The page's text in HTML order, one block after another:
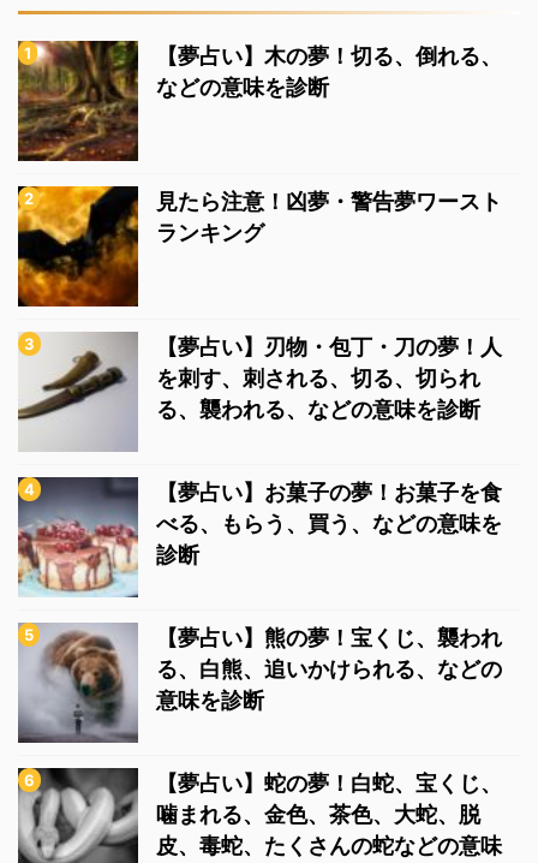
【夢占い】木の夢！切る、倒れる、
などの意味を診断
見たら注意！凶夢・警告夢ワースト
ランキング
【夢占い】刃物・包丁・刀の夢！人
を刺す、刺される、切る、切られ
る、襲われる、などの意味を診断
【夢占い】お菓子の夢！お菓子を食
べる、もらう、買う、などの意味を
診断
【夢占い】熊の夢！宝くじ、襲われ
る、白熊、追いかけられる、などの
意味を診断
【夢占い】蛇の夢！白蛇、宝くじ、
噛まれる、金色、茶色、大蛇、脱
皮、毒蛇、たくさんの蛇などの意味